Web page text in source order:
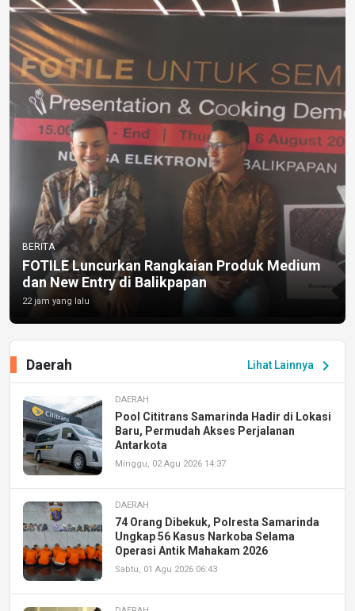
BERITA
FOTILE Luncurkan Rangkaian Produk Medium
dan New Entry di Balikpapan
22 jam yang lalu
Lihat Lainnya chevron_right
Daerah
DAERAH
Pool Cititrans Samarinda Hadir di Lokasi
Baru, Permudah Akses Perjalanan
Antarkota
Minggu, 02 Agu 2026 14:37
DAERAH
74 Orang Dibekuk, Polresta Samarinda
Ungkap 56 Kasus Narkoba Selama
Operasi Antik Mahakam 2026
Sabtu, 01 Agu 2026 06:43